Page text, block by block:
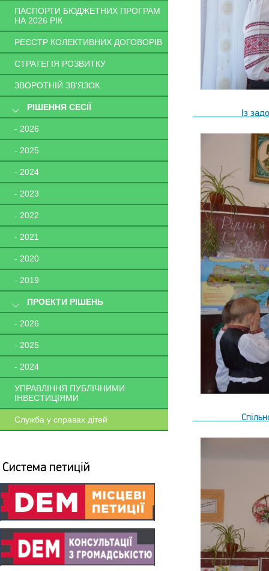
ПАСПОРТИ БЮДЖЕТНИХ ПРОГРАМ
НА 2026 РІК
РЕЄСТР КОЛЕКТИВНИХ ДОГОВОРІВ
СТРАТЕГІЯ РОЗВИТКУ
ЗВОРОТНІЙ ЗВ'ЯЗОК
РІШЕННЯ СЕСІЇ
- 2026
- 2025
- 2024
- 2023
- 2022
- 2021
- 2020
- 2019
ПРОЕКТИ РІШЕНЬ
- 2026
- 2025
- 2024
УПРАВЛІННЯ ПУБЛІЧНИМИ
ІНВЕСТИЦІЯМИ
Служба у справах дітей
Система петицій
Із
Спільно з